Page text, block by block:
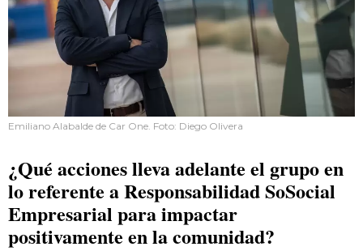
Emiliano Alabalde de Car One. Foto: Diego Olivera
¿Qué acciones lleva adelante el grupo en
lo referente a Responsabilidad SoSocial
Empresarial para impactar
positivamente en la comunidad?